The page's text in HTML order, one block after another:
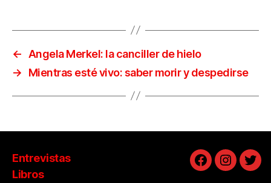
← Angela Merkel: la canciller de hielo
→
Mientras esté vivo: saber morir y despedirse
Entrevistas
Libros
Facebook